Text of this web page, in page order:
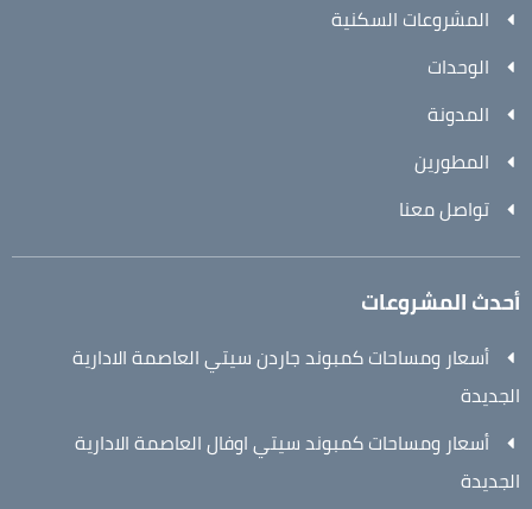
المشروعات السكنية
الوحدات
المدونة
المطورين
تواصل معنا
أحدث المشروعات
أسعار ومساحات كمبوند جاردن سيتي العاصمة الادارية
الجديدة
أسعار ومساحات كمبوند سيتي اوفال العاصمة الادارية
الجديدة